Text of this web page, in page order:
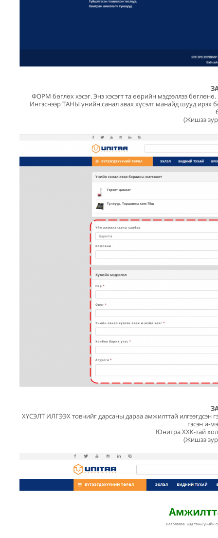
ФОРМ бөглөх хэсэг. Энэ хэсэгт та өөрийн мэдээллээ
Ингэснээр ТАНЫ үнийн санал авах хүсэлт манайд шууд ирэх
(Жишээ
ХҮСЭЛТ ИЛГЭЭХ товчийг дарсаны дараа амжилттай илгээгдсэн
гэсэн и-
Юнитра ХХК-тай
(Жишээ